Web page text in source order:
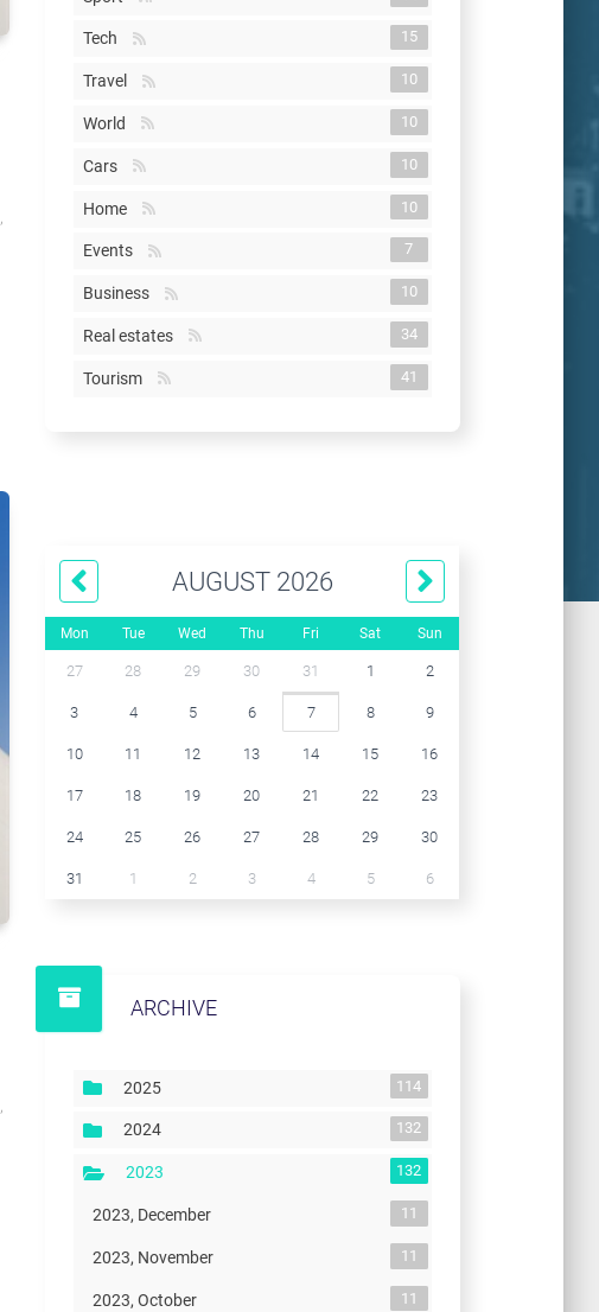
Tech 15
Travel 10
World 10
Cars 10
Home 10
Events 7
Business 10
Real estates 34
Tourism 41
AUGUST 2026
Mon Tue Wed Thu Fri Sat Sun
27 28 29 30 31 1 2
3 4 5 6 7 8 9
10 11 12 13 14 15 16
17 18 19 20 21 22 23
24 25 26 27 28 29 30
31 1 2 3 4 5 6
ARCHIVE
2025 114
2024 132
2023 132
2023, December 11
2023, November 11
2023, October 11